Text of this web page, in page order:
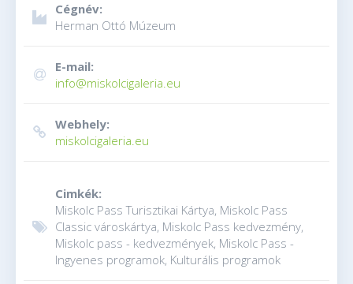
Cégnév:
Herman Ottó Múzeum
E-mail:
info@miskolcigaleria.eu
Webhely:
miskolcigaleria.eu
Cimkék:
Miskolc Pass Turisztikai Kártya, Miskolc Pass
Classic városkártya, Miskolc Pass kedvezmény,
Miskolc pass - kedvezmények, Miskolc Pass -
Ingyenes programok, Kulturális programok